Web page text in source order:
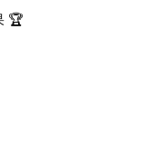
🏆